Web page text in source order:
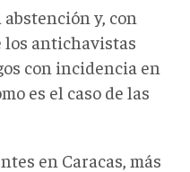
y, con
los antichavistas
con incidencia en
es el caso de las
en Caracas, más